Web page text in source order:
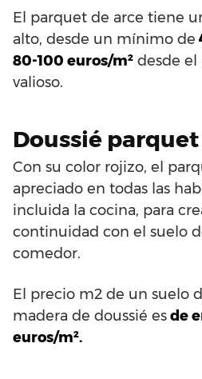
El parquet de arce tiene
alto, desde un mínimo de
80-100 euros/m² desde el
valioso.
Doussié parquet
Con su color rojizo, el
apreciado en todas las
incluida la cocina, para
continuidad con el suelo
comedor.
El precio m2 de un suelo
madera de doussié esde
euros/m².